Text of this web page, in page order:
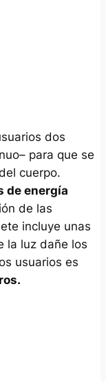
dos
para que se
cuerpo.
de energía
de las
incluye unas
la luz dañe los
usuarios es